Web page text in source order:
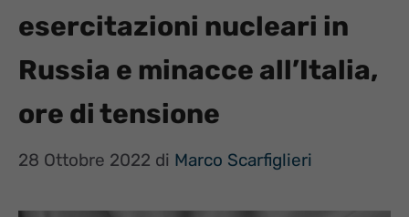
esercitazioni nucleari in
Russia e minacce all’Italia,
ore di tensione
28 Ottobre 2022 di Marco Scarfiglieri